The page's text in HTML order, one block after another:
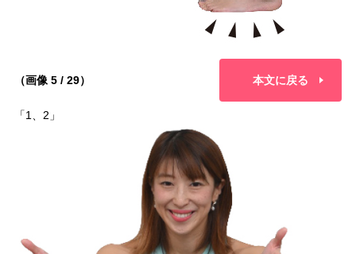
（画像 5 / 29） 本文に戻る
「1、2」